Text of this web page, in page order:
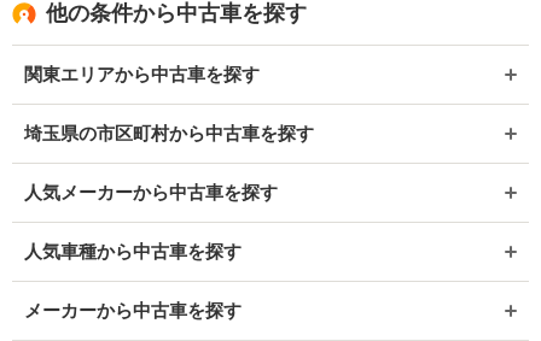
他の条件から中古車を探す
関東エリアから中古車を探す
埼玉県の市区町村から中古車を探す
人気メーカーから中古車を探す
人気車種から中古車を探す
メーカーから中古車を探す